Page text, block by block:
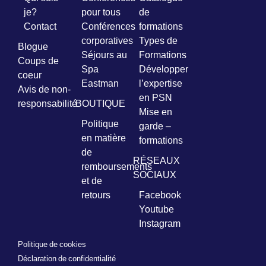
je?
Contact
Blogue
Coups de
coeur
Avis de non-
responsabilité
pour tous
Conférences
corporatives
Séjours au
Spa
Eastman
BOUTIQUE
Politique
en matière
de
remboursements
et de
retours
de
formations
Types de
Formations
Développer
l’expertise
en PSN
Mise en
garde –
formations
RÉSEAUX
SOCIAUX
Facebook
Youtube
Instagram
Politique de cookies
Déclaration de confidentialité